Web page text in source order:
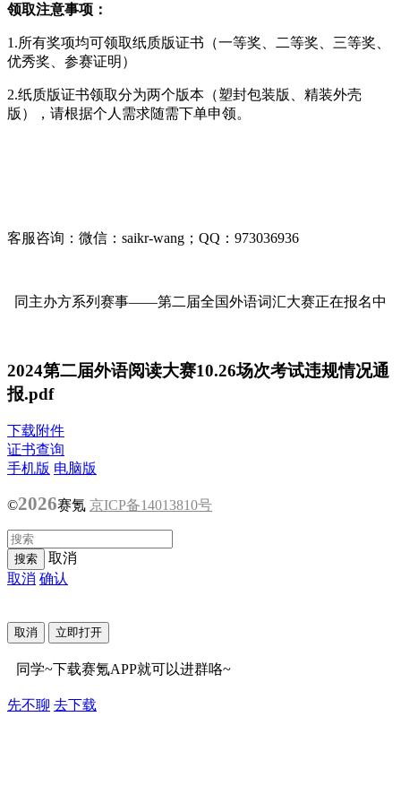
领取注意事项：
1.所有奖项均可领取纸质版证书（一等奖、二等奖、三等奖、
优秀奖、参赛证明）
2.纸质版证书领取分为两个版本（塑封包装版、精装外壳
版），请根据个人需求随需下单申领。
客服咨询：微信：saikr-wang；QQ：973036936
同主办方系列赛事——第二届全国外语词汇大赛正在报名中
2024第二届外语阅读大赛10.26场次考试违规情况通
报.pdf
下载附件
证书查询
手机版 电脑版
©2026赛氪 京ICP备14013810号
取消
取消 确认
取消 立即打开
同学~下载赛氪APP就可以进群咯~
先不聊 去下载